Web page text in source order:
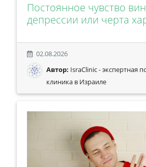
Постоянное чувство
депрессии или черта
02.08.2026
Автор: IsraClinic - экспертная
клиника в Израиле